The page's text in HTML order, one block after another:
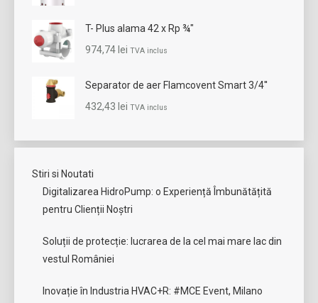
T- Plus alama 42 x Rp ¾"
974,74 lei TVA inclus
Separator de aer Flamcovent Smart 3/4''
432,43 lei TVA inclus
Stiri si Noutati
Digitalizarea HidroPump: o Experiență Îmbunătățită
pentru Clienții Noștri
Soluții de protecție: lucrarea de la cel mai mare lac din
vestul României
Inovație în Industria HVAC+R: #MCE Event, Milano